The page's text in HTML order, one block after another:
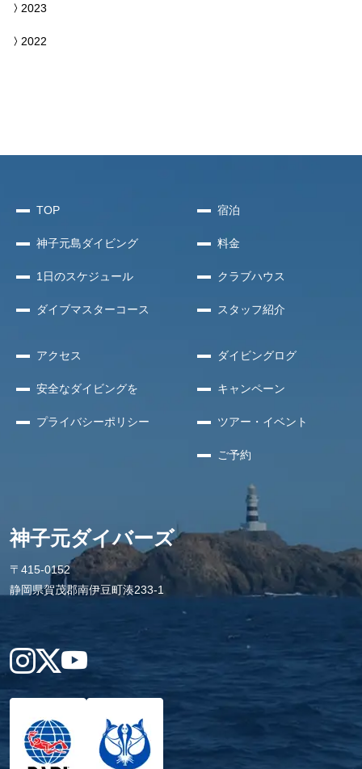
2023
2022
TOP
神子元島ダイビング
1日のスケジュール
ダイブマスターコース
宿泊
料金
クラブハウス
スタッフ紹介
アクセス
安全なダイビングを
プライバシーポリシー
ダイビングログ
キャンペーン
ツアー・イベント
ご予約
神子元ダイバーズ
〒415-0152
静岡県賀茂郡南伊豆町湊233-1
Instagram
X